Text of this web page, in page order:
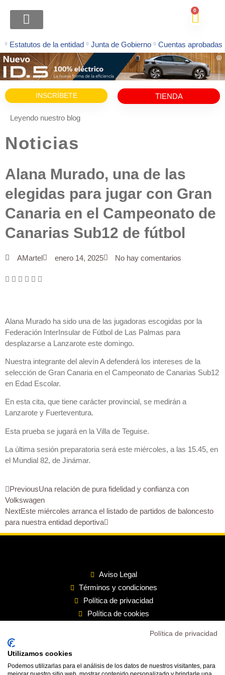
0
Estatutos de la entidad Junta de Gobierno Cuentas aprobadas
INSCRÍBETE TIENDA
Leyendo nuestro blog
Noticias
Alana Murado, una de las
elegidas para jugar con Gran
Canaria en el Campeonato de
Canarias Sub12 de fútbol
AMartel enero 14, 2025 No hay comentarios
Alana Murado ha sido una de las jugadoras escogidas por la
Federación InterInsular de Fútbol de Las Palmas para
desplazarse a Lanzarote este domingo.
Nuestra integrante del alevín A defenderá los intereses de la
selección de Gran Canaria en el Campeonato de Canarias Sub12
en Edad Escolar.
En esta cita, que tiene carácter provincial, se medirán a
Lanzarote y Fuerteventura.
Esta prueba se jugará en la Villa de Teguise.
La última sesión preparatoria será este miércoles, a las 15.45, en
el Mundial 82, de Jinámar.
PreviousUna relación de pura fidelidad y confianza con
Volkswagen
NextEste miércoles arranca el listado de partidos de baloncesto
para nuestra entidad deportiva
Aviso Legal
Términos y condiciones
Política de privacidad
Política de cookies
Política de privacidad
Utilizamos cookies
Podemos utilizarlas para el análisis de los datos de nuestros visitantes, para